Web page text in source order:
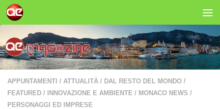
Salta al contenuto
APPUNTAMENTI / ATTUALITÀ / DAL RESTO DEL MONDO /
FEATURED / INNOVAZIONE E AMBIENTE / MONACO NEWS /
PERSONAGGI ED IMPRESE